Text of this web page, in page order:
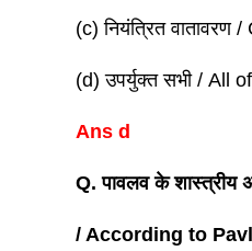
(c) नियंत्रित
(d) उपर्युक्त सभी / All
Ans d
Q. पावलव के शास्त्रीय
/ According to